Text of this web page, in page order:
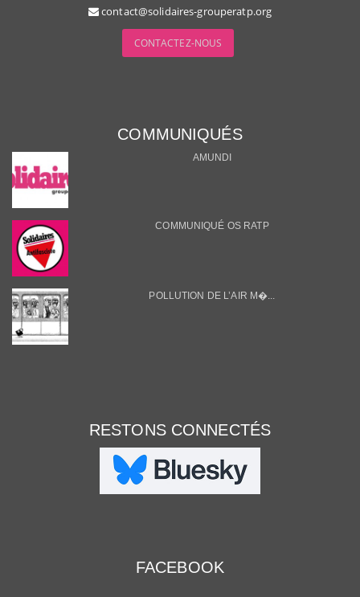
contact@solidaires-grouperatp.org
CONTACTEZ-NOUS
COMMUNIQUÉS
AMUNDI
COMMUNIQUÉ OS RATP
POLLUTION DE L’AIR M�...
RESTONS CONNECTÉS
FACEBOOK